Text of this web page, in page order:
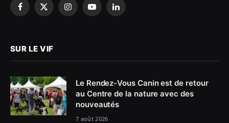
Facebook
X
InstagramYouTubeLinkedIn
SUR LE VIF
Le Rendez-Vous Canin est de retour
au Centre de la nature avec des
nouveautés
7 août 2026